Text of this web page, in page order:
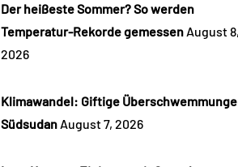
Der heißeste Sommer? So werden
Temperatur-Rekorde gemessen August 8,
2026
Klimawandel: Giftige
Südsudan August 7, 2026